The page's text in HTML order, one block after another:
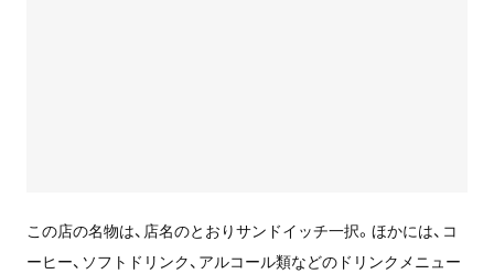
この店の名物は、店名のとおりサンドイッチ一択。ほかには、コ
ーヒー、ソフトドリンク、アルコール類などのドリンクメニュー